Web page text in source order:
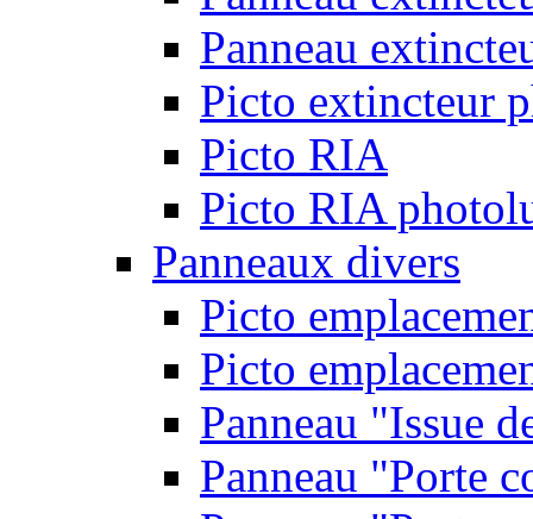
Panneau
Picto extincteur
Picto RIA
Picto RIA
Panneaux divers
Picto
Picto
Panneau "Issue
Panneau "Porte